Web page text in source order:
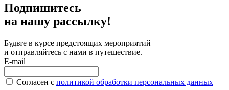
Подпишитесь
на нашу рассылку!
Будьте в курсе предстоящих мероприятий
и отправляйтесь с нами в путешествие.
E-mail
Согласен c политикой обработки персональных данных